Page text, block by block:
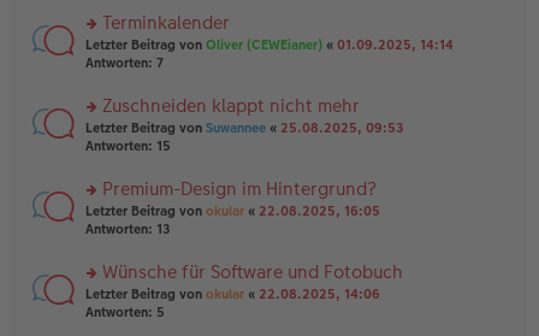
g
e
n
er
tr
a
g
n
g
el
e
n
er
tr
a
g
rs
te
n
g
el
e
n
er
tr
a
g
Terminkalender
Letzter Beitrag von Oliver (CEWEianer) « 01.09.2025, 14:14
Antworten: 7
rs
te
n
g
el
e
n
er
Zuschneiden klappt nicht mehr
Letzter Beitrag von Suwannee « 25.08.2025, 09:53
Antworten: 15
rs
te
n
g
el
Premium-Design im Hintergrund?
Letzter Beitrag von okular « 22.08.2025, 16:05
Antworten: 13
rs
te
Wünsche für Software und Fotobuch
Letzter Beitrag von okular « 22.08.2025, 14:06
Antworten: 5